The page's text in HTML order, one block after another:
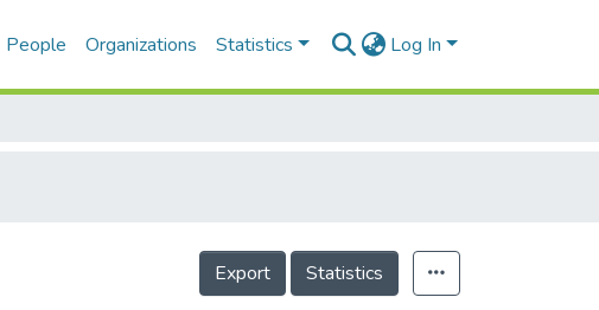
People Organizations Statistics Log In
Export Statistics